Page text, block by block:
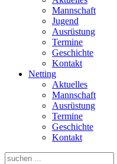
Mannschaft
Jugend
Ausrüstung
Termine
Geschichte
Kontakt
Netting
Aktuelles
Mannschaft
Ausrüstung
Termine
Geschichte
Kontakt